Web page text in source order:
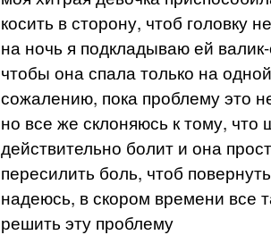
косить в сторону, чтоб головку
на ночь я подкладываю ей
чтобы она спала только на
сожалению, пока проблему это
но все же склоняюсь к тому, что
действительно болит и она
пересилить боль, чтоб
надеюсь, в скором времени все
решить эту проблему